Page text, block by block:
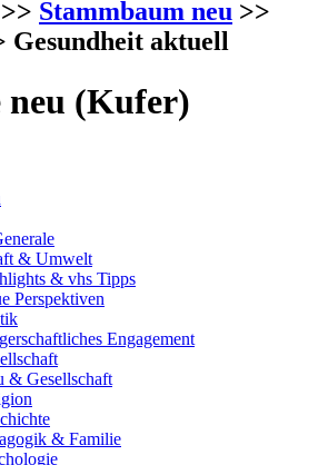
>> Stammbaum neu >>
Gesundheit aktuell
neu (Kufer)
& Umwelt
& vhs Tipps
Perspektiven
Engagement
& Gesellschaft
& Familie